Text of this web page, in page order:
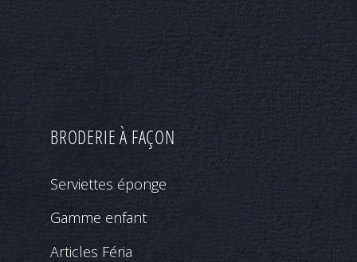
BRODERIE À FAÇON
Serviettes éponge
Gamme enfant
Articles Féria